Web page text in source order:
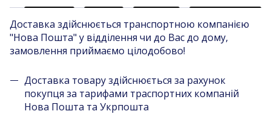
Доставка здійснюється транспортною компанією
"Нова Пошта" у відділення чи до Вас до дому,
замовлення приймаємо цілодобово!
Доставка товару здійснюється за рахунок
покупця за тарифами траспортних компаній
Нова Пошта та Укрпошта